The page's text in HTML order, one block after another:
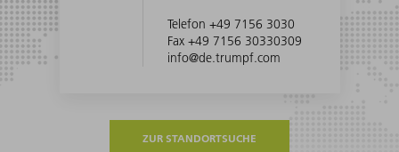
Telefon +49 7156 3030
Fax +49 7156 30330309
info@de.trumpf.com
ZUR STANDORTSUCHE